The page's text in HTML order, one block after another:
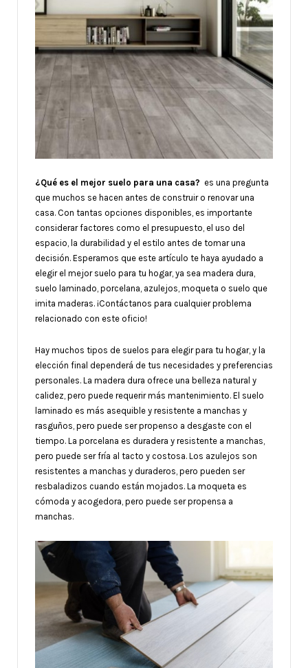
¿Qué es el mejor suelo para una casa? es una pregunta
que muchos se hacen antes de construir o renovar una
casa. Con tantas opciones disponibles, es importante
considerar factores como el presupuesto, el uso del
espacio, la durabilidad y el estilo antes de tomar una
decisión. Esperamos que este artículo te haya ayudado a
elegir el mejor suelo para tu hogar, ya sea madera dura,
suelo laminado, porcelana, azulejos, moqueta o suelo que
imita maderas. ¡Contáctanos para cualquier problema
relacionado con este oficio!
Hay muchos tipos de suelos para elegir para tu hogar, y la
elección final dependerá de tus necesidades y preferencias
personales. La madera dura ofrece una belleza natural y
calidez, pero puede requerir más mantenimiento. El suelo
laminado es más asequible y resistente a manchas y
rasguños, pero puede ser propenso a desgaste con el
tiempo. La porcelana es duradera y resistente a manchas,
pero puede ser fría al tacto y costosa. Los azulejos son
resistentes a manchas y duraderos, pero pueden ser
resbaladizos cuando están mojados. La moqueta es
cómoda y acogedora, pero puede ser propensa a
manchas.